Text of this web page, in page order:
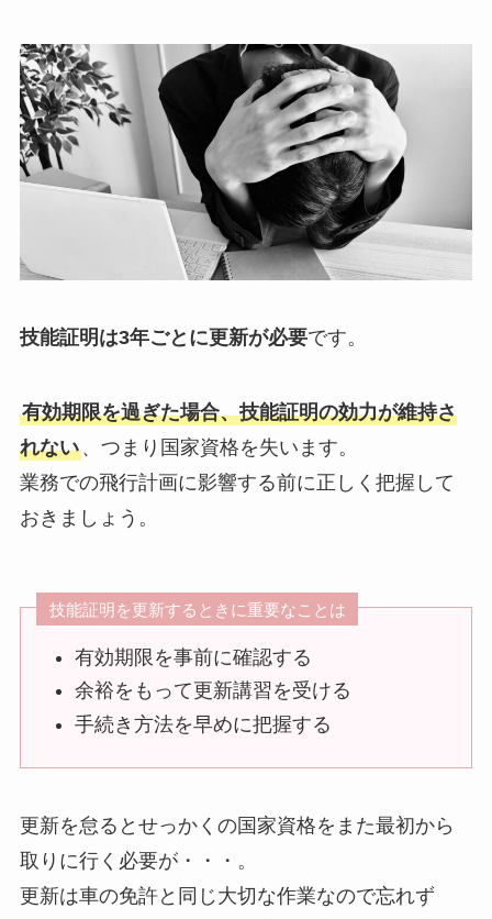
技能証明は3年ごとに更新が必要です。
有効期限を過ぎた場合、技能証明の効力が維持さ
れない、つまり国家資格を失います。
業務での飛行計画に影響する前に正しく把握して
おきましょう。
技能証明を更新するときに重要なことは
有効期限を事前に確認する
余裕をもって更新講習を受ける
手続き方法を早めに把握する
更新を怠るとせっかくの国家資格をまた最初から
取りに行く必要が・・・。
更新は車の免許と同じ大切な作業なので忘れず